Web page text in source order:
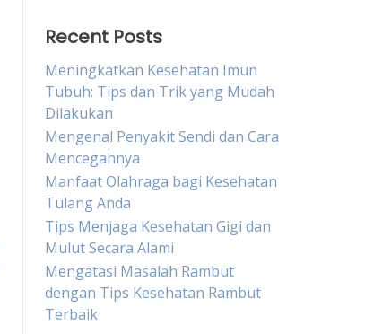
Recent Posts
Meningkatkan Kesehatan Imun
Tubuh: Tips dan Trik yang Mudah
Dilakukan
Mengenal Penyakit Sendi dan Cara
Mencegahnya
Manfaat Olahraga bagi Kesehatan
Tulang Anda
Tips Menjaga Kesehatan Gigi dan
Mulut Secara Alami
Mengatasi Masalah Rambut
dengan Tips Kesehatan Rambut
Terbaik